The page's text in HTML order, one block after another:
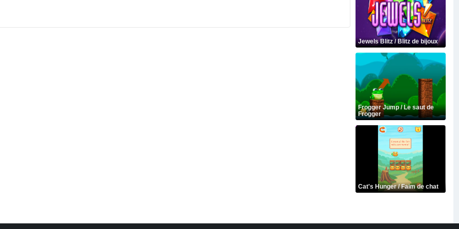
Jewels Blitz / Blitz de bijoux
Frogger Jump / Le saut de
Frogger
Cat's Hunger / Faim de chat